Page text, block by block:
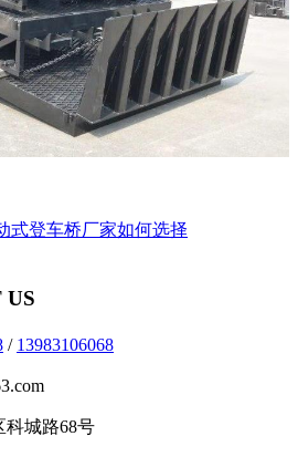
式登车桥厂家如何选择
US
/ 13983106068
科城路68号